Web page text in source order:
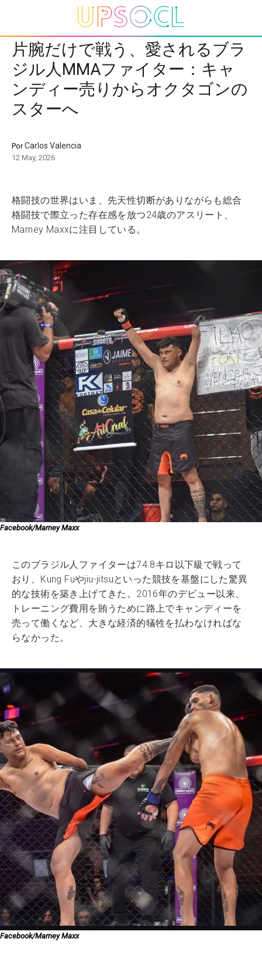
片腕だけで戦う、愛されるブラ
ジル人MMAファイター：キャ
ンディー売りからオクタゴンの
スターへ
PorCarlos Valencia
12 May, 2026
格闘技の世界はいま、先天性切断がありながらも総合
格闘技で際立った存在感を放つ24歳のアスリート、
Marney Maxxに注目している。
Facebook/Marney Maxx
このブラジル人ファイターは74.8キロ以下級で戦って
おり、Kung Fuやjiu-jitsuといった競技を基盤にした驚異
的な技術を築き上げてきた。2016年のデビュー以来、
トレーニング費用を賄うために路上でキャンディーを
売って働くなど、大きな経済的犠牲を払わなければな
らなかった。
Facebook/Marney Maxx